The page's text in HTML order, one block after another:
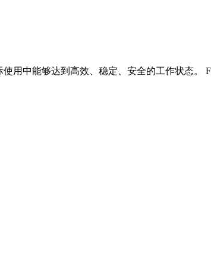
用中能够达到高效、稳定、安全的工作状态。